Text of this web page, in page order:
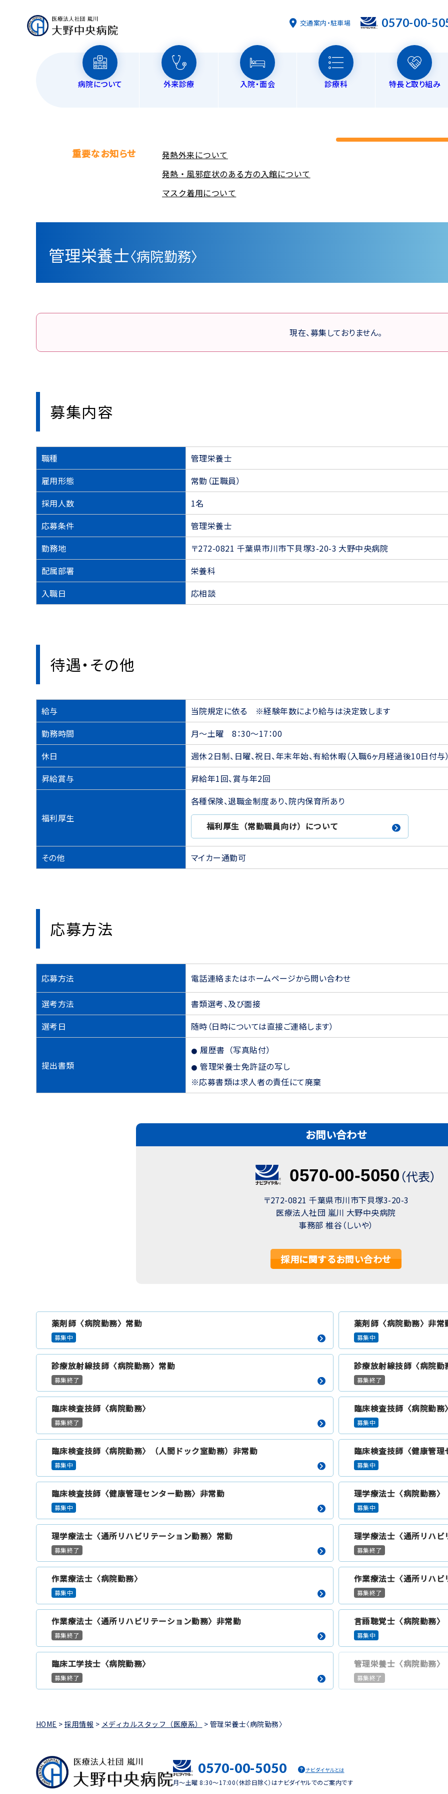
交通案内・駐車場 0570-00-
病院について
フロアマップ
地域貢献活動
ナビダイヤル
外来診療
時間外診療 書類ダウ
入院・面会
入院・退院の手続き・費用 書
診療科
循環器内科
外科・消化器外科
皮膚科
リハビリテー
特長と取り組み
居宅介護支援事業所
感染対策向上についての取り組み
訪
重要なお知らせ
発熱外来について
発熱・風邪症状のある方の入館について
マスク着用について
管理栄養士〈病院勤務〉
現在、募集しておりません。
募集内容
職種
管理栄養士
雇用形態
常勤（正職員）
採用人数
1名
応募条件
管理栄養士
勤務地
〒272-0821 千葉県市川市下貝塚3-20-3 大野中央病院
配属部署
栄養科
入職日
応相談
待遇・その他
給与
当院規定に依る ※経験年数により給与は決定致します
勤務時間
月～土曜 8：30～17：00
休日
週休２日制、日曜、祝日、年末年始、有給休暇（入職6ヶ月経過後10日付与
昇給賞与
昇給年1回、賞与年2回
福利厚生
各種保険、退職金制度あり、院内保育所あり
福利厚生（常勤職員向け）について
その他 マイカー通勤可
応募方法
応募方法 電話連絡またはホームページから問い合わせ
選考方法
書類選考、及び面接
選考日
随時（日時については直接ご連絡します）
提出書類
履歴書（写真貼付）
管理栄養士免許証の写し
※応募書類は求人者の責任にて廃棄
お問い合わせ
0570-00-5050 （代表）
〒272-0821 千葉県市川市下貝塚3-20-3
医療法人社団 嵐川 大野中央病院
事務部 椎谷（しいや）
採用に関するお問い合わせ
薬剤師〈病院勤務〉常勤
募集中
薬剤師〈病院勤務〉非常
募集中
診療放射線技師〈病院勤務〉常勤
募集終了
診療放射線技師〈病院勤
募集終了
臨床検査技師〈病院勤務〉
募集終了
臨床検査技師〈病院勤
募集中
臨床検査技師〈病院勤務〉（人間ドック室勤務）非常勤
募集中
臨床検査技師〈健康管
募集中
臨床検査技師〈健康管理センター勤務〉非常勤
募集中
理学療法士〈病院勤務〉
募集中
理学療法士〈通所リハビリテーション勤務〉常勤
募集終了
理学療法士〈通所リハ
募集終了
作業療法士〈病院勤務〉
募集中
作業療法士〈通所リハ
募集終了
作業療法士〈通所リハビリテーション勤務〉非常勤
募集終了
言語聴覚士〈病院勤務〉
募集中
臨床工学技士〈病院勤務〉
募集終了
管理栄養士〈病院勤務〉
募集終了
HOME >採用情報 > メディカルスタッフ（医療系） > 管理栄養士〈病院勤務〉
0570-00-5050 ナビダイヤルとは
月～土曜 8:30～17:00（休診日除く）はナビダイヤルでのご案内です